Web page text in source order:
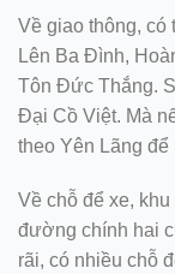
Về giao thông, có
Lên Ba Đình,
Tôn Đức Thắng.
Đại Cồ Việt. Mà
theo Yên Lãng
Về chỗ để xe,
đường chính hai
rãi, có nhiều chỗ